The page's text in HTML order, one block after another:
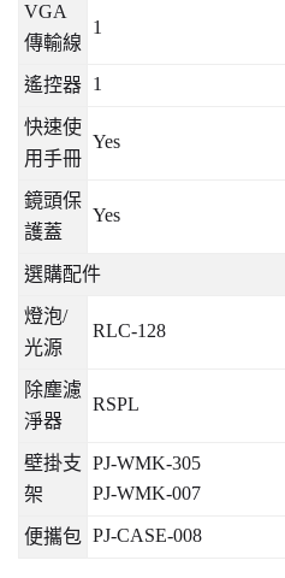
VGA
傳輸線
1
遙控器 1
快速使
用手冊
Yes
鏡頭保
護蓋
Yes
選購配件
燈泡/
光源
RLC-128
除塵濾
淨器
RSPL
壁掛支
架
PJ-WMK-305
PJ-WMK-007
便攜包 PJ-CASE-008